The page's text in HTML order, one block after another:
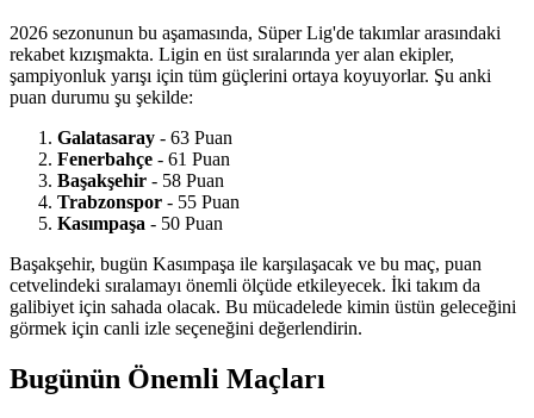
2026 sezonunun bu aşamasında, Süper Lig'de takımlar arasındaki
rekabet kızışmakta. Ligin en üst sıralarında yer alan ekipler,
şampiyonluk yarışı için tüm güçlerini ortaya koyuyorlar. Şu anki
puan durumu şu şekilde:
Galatasaray - 63 Puan
Fenerbahçe - 61 Puan
Başakşehir - 58 Puan
Trabzonspor - 55 Puan
Kasımpaşa - 50 Puan
Başakşehir, bugün Kasımpaşa ile karşılaşacak ve bu maç, puan
cetvelindeki sıralamayı önemli ölçüde etkileyecek. İki takım da
galibiyet için sahada olacak. Bu mücadelede kimin üstün geleceğini
görmek için canli izle seçeneğini değerlendirin.
Bugünün Önemli Maçları